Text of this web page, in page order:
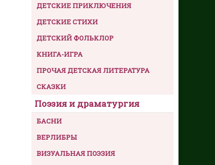
ДЕТСКИЕ ПРИКЛЮЧЕНИЯ
ДЕТСКИЕ СТИХИ
ДЕТСКИЙ ФОЛЬКЛОР
КНИГА-ИГРА
ПРОЧАЯ ДЕТСКАЯ ЛИТЕРАТУРА
СКАЗКИ
Поэзия и драматургия
БАСНИ
ВЕРЛИБРЫ
ВИЗУАЛЬНАЯ ПОЭЗИЯ